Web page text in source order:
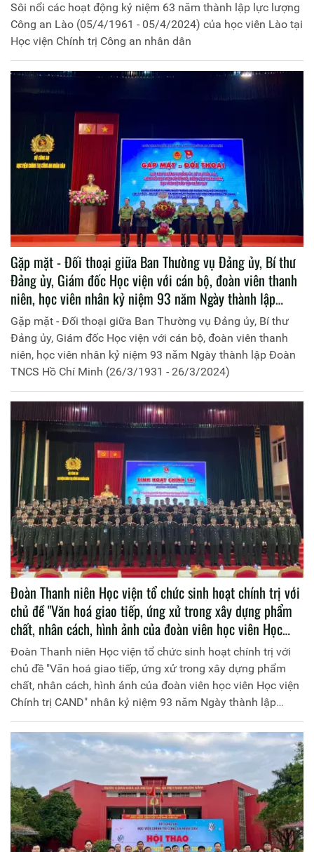
Sôi nổi các hoạt động kỷ niệm 63 năm thành lập lực lượng
Công an Lào (05/4/1961 - 05/4/2024) của học viên Lào tại
Học viện Chính trị Công an nhân dân
Gặp mặt - Đối thoại giữa Ban Thường vụ Đảng ủy, Bí thư
Đảng ủy, Giám đốc Học viện với cán bộ, đoàn viên thanh
niên, học viên nhân kỷ niệm 93 năm Ngày thành lập
Đoàn TNCS Hồ Chí Minh (26/3/1931 - 26/3/2024)
Gặp mặt - Đối thoại giữa Ban Thường vụ Đảng ủy, Bí thư
Đảng ủy, Giám đốc Học viện với cán bộ, đoàn viên thanh
niên, học viên nhân kỷ niệm 93 năm Ngày thành lập Đoàn
TNCS Hồ Chí Minh (26/3/1931 - 26/3/2024)
Đoàn Thanh niên Học viện tổ chức sinh hoạt chính trị với
chủ đề "Văn hoá giao tiếp, ứng xử trong xây dựng phẩm
chất, nhân cách, hình ảnh của đoàn viên học viên Học
viện Chính trị CAND" nhân kỷ niệm 93 năm Ngày thành
lập Đoàn TNCS Hồ Chí Minh (26/3/1931 - 26/3/2024)
Đoàn Thanh niên Học viện tổ chức sinh hoạt chính trị với
chủ đề "Văn hoá giao tiếp, ứng xử trong xây dựng phẩm
chất, nhân cách, hình ảnh của đoàn viên học viên Học viện
Chính trị CAND" nhân kỷ niệm 93 năm Ngày thành lập
Đoàn TNCS Hồ Chí Minh (26/3/1931 - 26/3/2024)